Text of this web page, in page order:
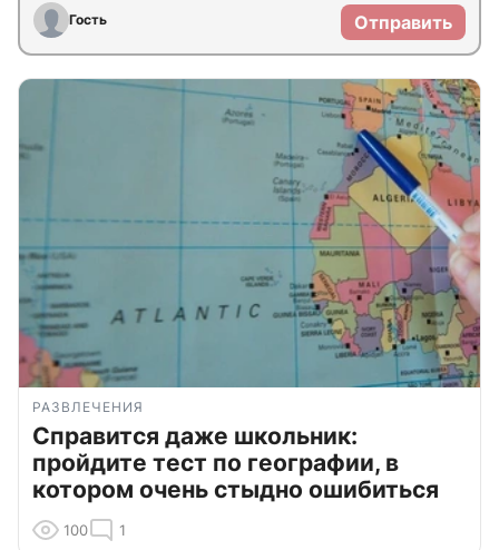
Гость Отправить
РАЗВЛЕЧЕНИЯ
Справится даже школьник:
пройдите тест по географии, в
котором очень стыдно ошибиться
100 1